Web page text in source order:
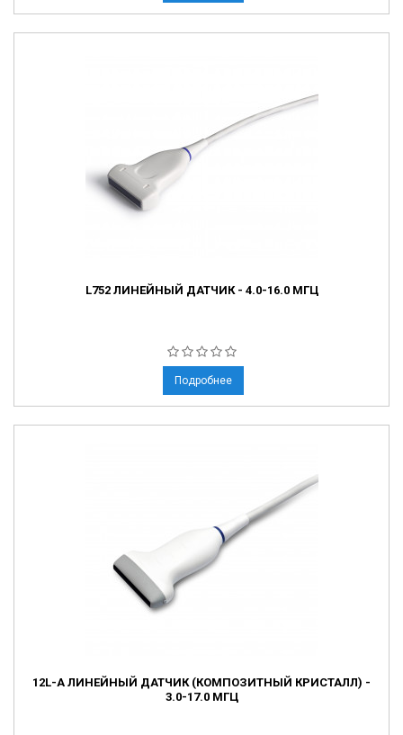
L752 ЛИНЕЙНЫЙ ДАТЧИК - 4.0-16.0 МГЦ
Подробнее
12L-A ЛИНЕЙНЫЙ ДАТЧИК (КОМПОЗИТНЫЙ КРИСТАЛЛ) -
3.0-17.0 МГЦ